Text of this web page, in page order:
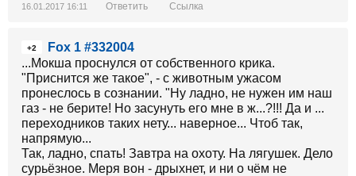
16.01.2017 16:11 Ответить Ссылка
+2
Fox 1 #332004
...Мокша проснулся от собственного крика.
"Приснится же такое", - с животным ужасом
пронеслось в сознании. "Ну ладно, не нужен им наш
газ - не берите! Но засунуть его мне в ж...?!!! Да и ...
переходников таких нету... наверное... Чтоб так,
напрямую...
Так, ладно, спать! Завтра на охоту. На лягушек. Дело
сурьёзное. Меря вон - дрыхнет, и ни о чём не